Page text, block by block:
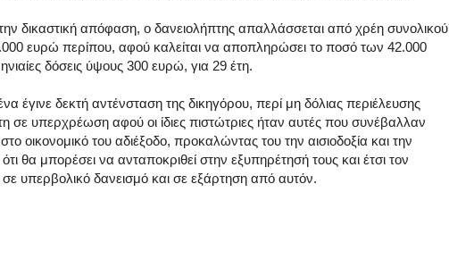
δικαστική απόφαση, ο δανειολήπτης απαλλάσσεται από χρέη συνολικού
ευρώ περίπου, αφού καλείται να αποπληρώσει το ποσό των 42.000
δόσεις ύψους 300 ευρώ, για 29 έτη.
έγινε δεκτή αντένσταση της δικηγόρου, περί μη δόλιας περιέλευσης
σε υπερχρέωση αφού οι ίδιες πιστώτριες ήταν αυτές που συνέβαλλαν
οικονομικό του αδιέξοδο, προκαλώντας του την αισιοδοξία και την
θα μπορέσει να ανταποκριθεί στην εξυπηρέτησή τους και έτσι τον
υπερβολικό δανεισμό και σε εξάρτηση από αυτόν.